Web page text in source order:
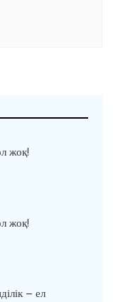
жоқ!
жоқ!
– ел